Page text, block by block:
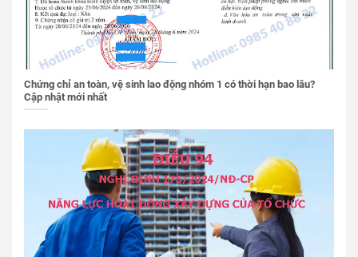
Chứng chỉ an toàn, vệ sinh lao động nhóm 1 có thời hạn bao lâu?
Cập nhật mới nhất